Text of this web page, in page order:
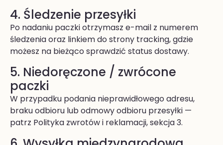
4. Śledzenie przesyłki
Po nadaniu paczki otrzymasz e-mail z numerem
śledzenia oraz linkiem do strony tracking, gdzie
możesz na bieżąco sprawdzić status dostawy.
5. Niedoręczone / zwrócone
paczki
W przypadku podania nieprawidłowego adresu,
braku odbioru lub odmowy odbioru przesyłki —
patrz Polityka zwrotów i reklamacji, sekcja 3.